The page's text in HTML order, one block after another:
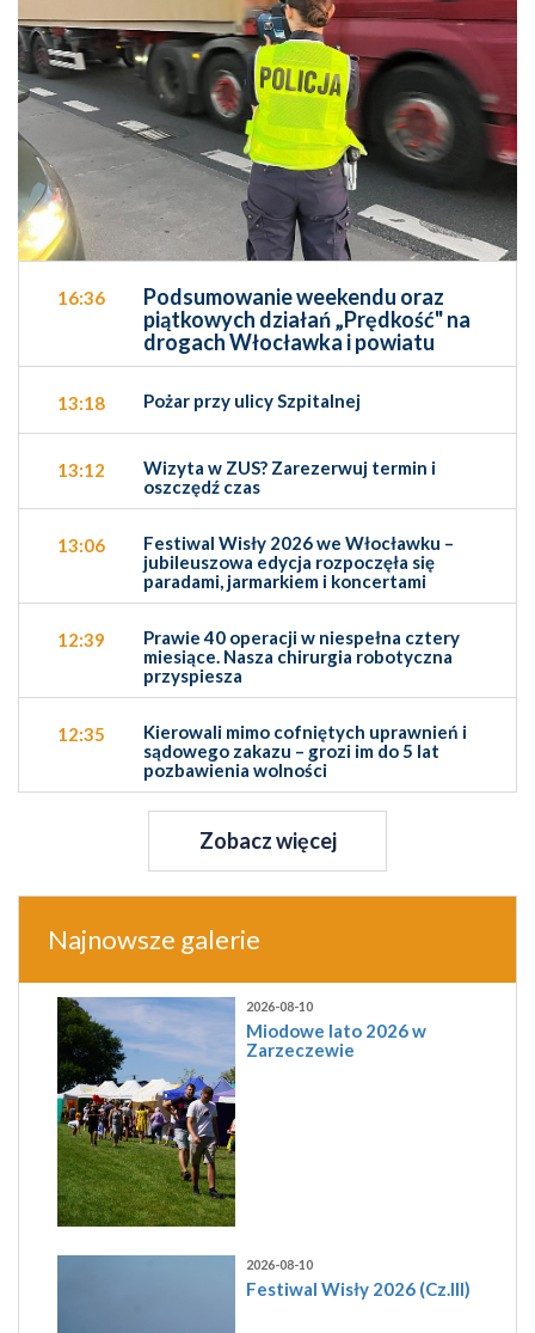
16:36
Podsumowanie weekendu oraz
piątkowych działań „Prędkość" na
drogach Włocławka i powiatu
13:18 Pożar przy ulicy Szpitalnej
13:12
Wizyta w ZUS? Zarezerwuj termin i
oszczędź czas
13:06
Festiwal Wisły 2026 we Włocławku –
jubileuszowa edycja rozpoczęła się
paradami, jarmarkiem i koncertami
12:39
Prawie 40 operacji w niespełna cztery
miesiące. Nasza chirurgia robotyczna
przyspiesza
12:35
Kierowali mimo cofniętych uprawnień i
sądowego zakazu – grozi im do 5 lat
pozbawienia wolności
Zobacz więcej
Najnowsze galerie
2026-08-10
Miodowe lato 2026 w
Zarzeczewie
2026-08-10
Festiwal Wisły 2026 (Cz.III)